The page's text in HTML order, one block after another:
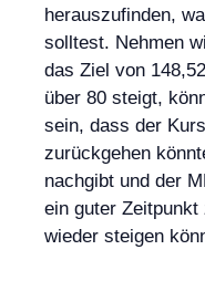
herauszufinden,
solltest. Nehmen
das Ziel von
über 80 steigt,
sein, dass der
zurückgehen
nachgibt und der
ein guter
wieder steigen